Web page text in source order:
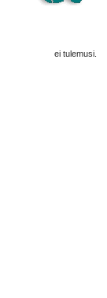
ei tulemusi.